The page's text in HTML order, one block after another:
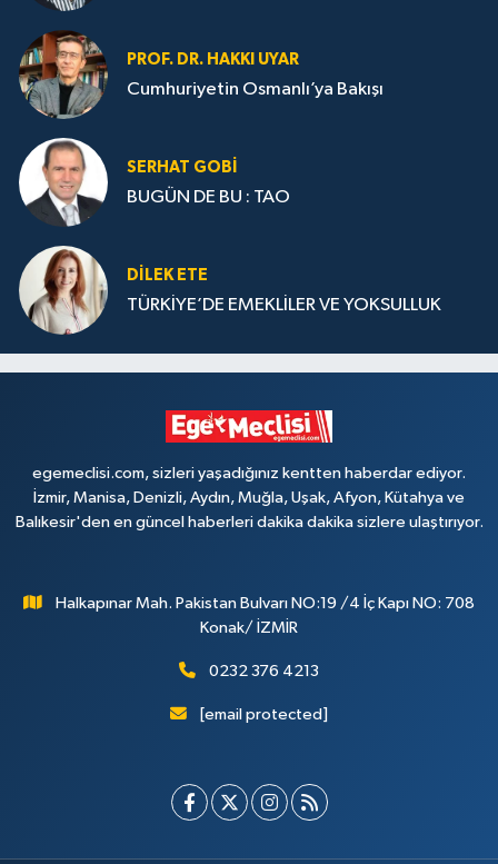
PROF. DR. HAKKI UYAR
Cumhuriyetin Osmanlı’ya Bakışı
SERHAT GOBİ
BUGÜN DE BU : TAO
DILEK ETE
TÜRKİYE’DE EMEKLİLER VE YOKSULLUK
egemeclisi.com, sizleri yaşadığınız kentten haberdar ediyor.
İzmir, Manisa, Denizli, Aydın, Muğla, Uşak, Afyon, Kütahya ve
Balıkesir'den en güncel haberleri dakika dakika sizlere ulaştırıyor.
Halkapınar Mah. Pakistan Bulvarı NO:19 /4 İç Kapı NO: 708
Konak/ İZMİR
0232 376 4213
[email protected]